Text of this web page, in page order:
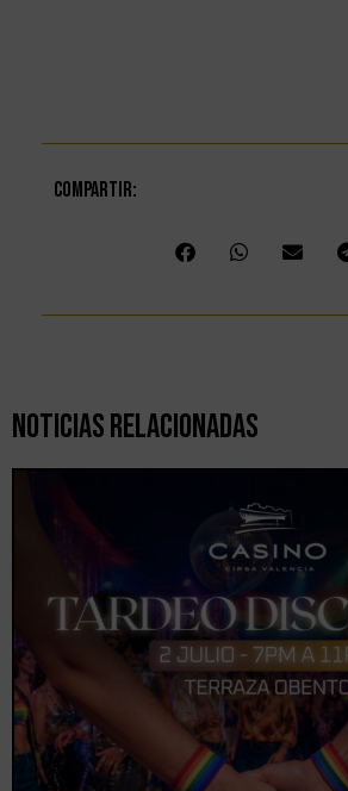
Compartir:
Noticias Relacionadas